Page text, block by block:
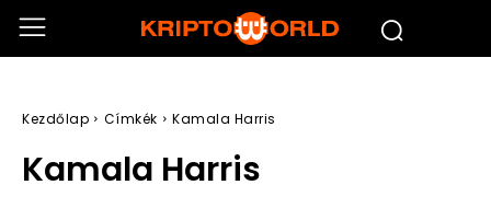
Kezdőlap Címkék Kamala Harris
Kamala Harris